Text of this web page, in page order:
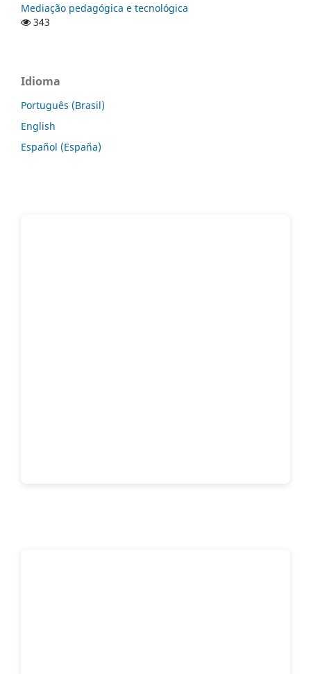
Mediação pedagógica e tecnológica
343
Idioma
Português (Brasil)
English
Español (España)